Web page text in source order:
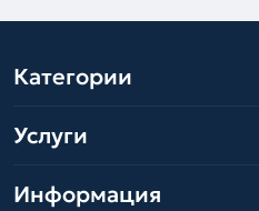
Категории
Услуги
Информация